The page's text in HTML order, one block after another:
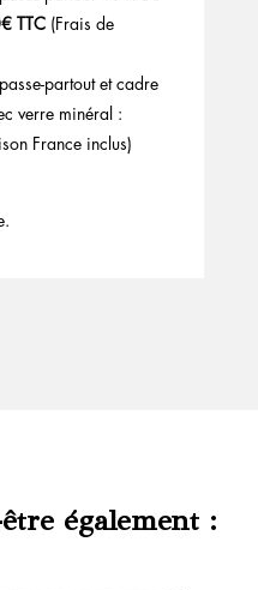
TTC(Frais de
partout et cadre
verre minéral :
France inclus)
également :